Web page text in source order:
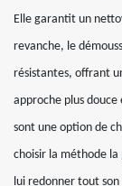
Elle garantit un
revanche, le
résistantes, offrant
approche plus
sont une option de
choisir la méthode
lui redonner tout